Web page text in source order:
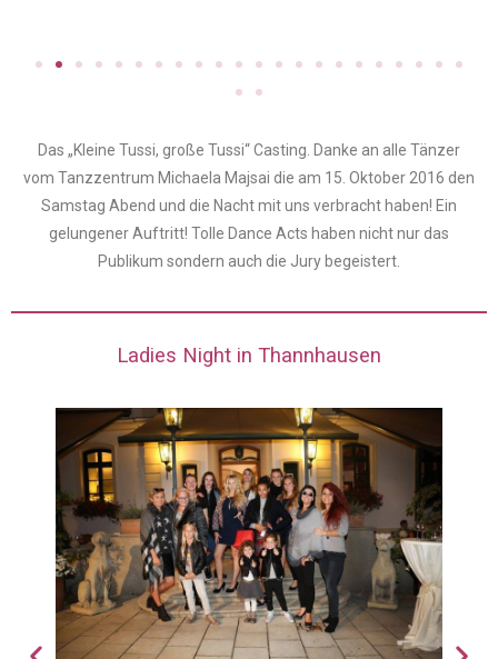
Das „Kleine Tussi, große Tussi“ Casting. Danke an alle Tänzer
vom Tanzzentrum Michaela Majsai die am 15. Oktober 2016 den
Samstag Abend und die Nacht mit uns verbracht haben! Ein
gelungener Auftritt! Tolle Dance Acts haben nicht nur das
Publikum sondern auch die Jury begeistert.
Ladies Night in Thannhausen